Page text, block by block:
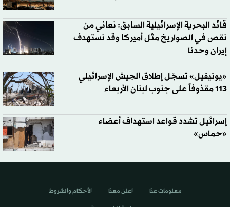
قائد البحرية الإسرائيلية السابق: نعاني من
نقص في الصواريخ مثل أميركا وقد نستهدف
إيران وحدنا
«يونيفيل» تسجّل إطلاق الجيش الإسرائيلي
113 مقذوفاً على جنوب لبنان الأربعاء
إسرائيل تشدد قواعد استهداف أعضاء
«حماس»
معلومات عنا اعلن معنا الأحكام والشروط